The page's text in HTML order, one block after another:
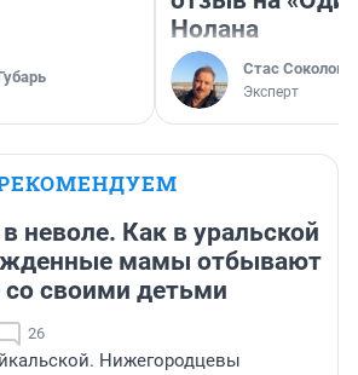
Нолана
Стас Соколов
Эксперт
неволе. Как в уральской
мамы отбывают
со своими детьми
26
Нижегородцевы